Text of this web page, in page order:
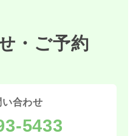
・ご予約
合わせ
5433